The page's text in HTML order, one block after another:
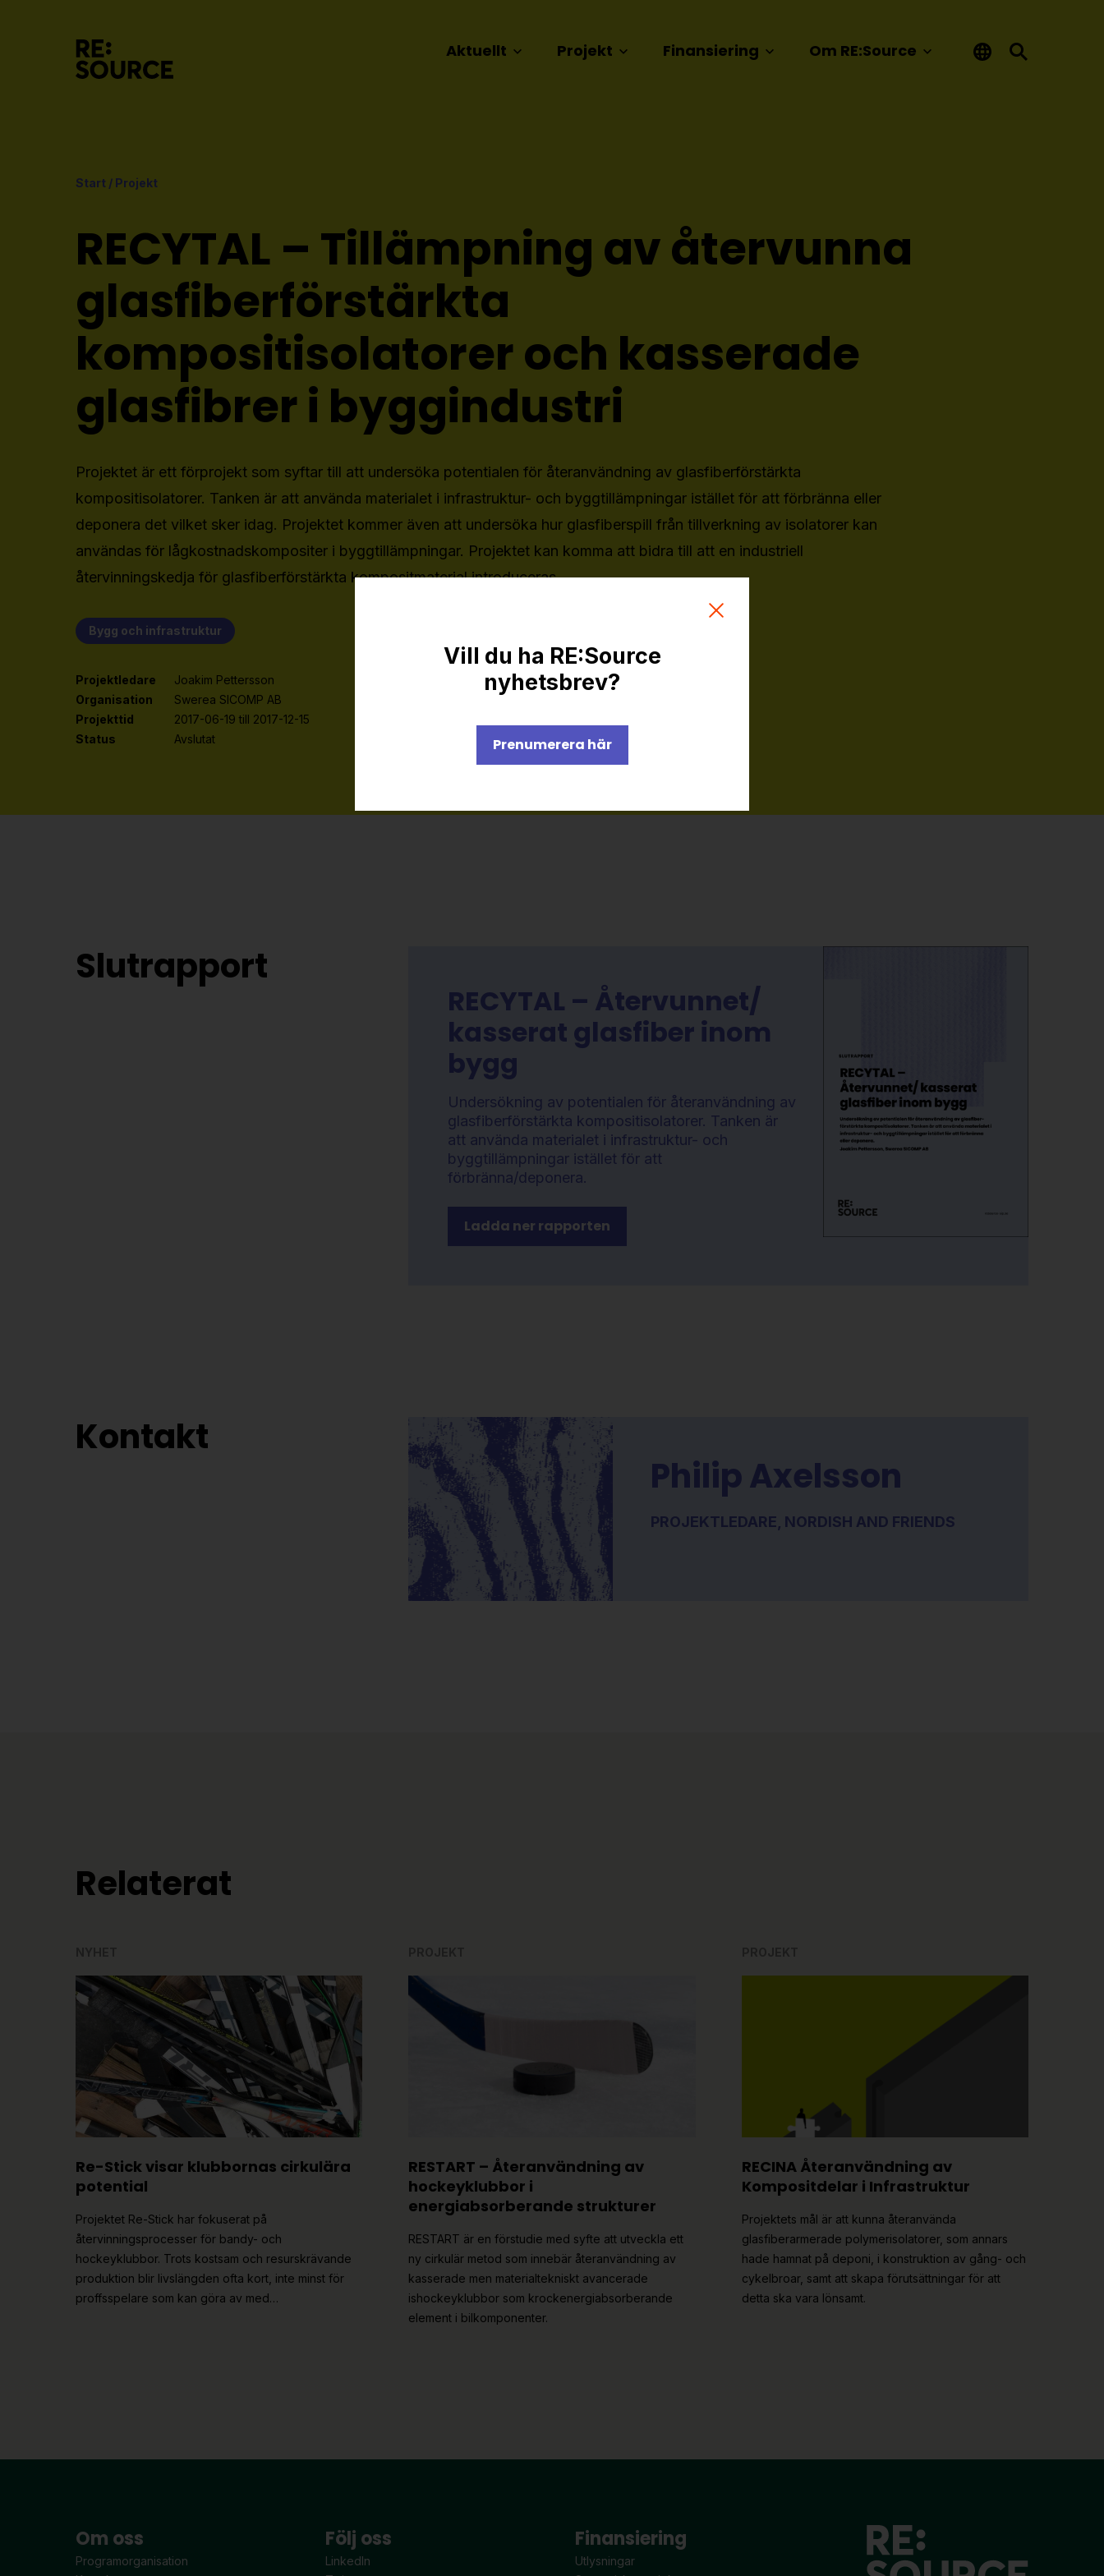
Aktuellt Projekt Finansiering Om RE:Source
Start / Projekt
RECYTAL – Tillämpning av återvunna
glasfiberförstärkta
kompositisolatorer och kasserade
glasfibrer i byggindustri
Projektet är ett förprojekt som syftar till att undersöka potentialen för återanvändning av glasfiberförstärkta
kompositisolatorer. Tanken är att använda materialet i infrastruktur- och byggtillämpningar istället för att förbränna eller
deponera det vilket sker idag. Projektet kommer även att undersöka hur glasfiberspill från tillverkning av isolatorer kan
användas för lågkostnadskompositer i byggtillämpningar. Projektet kan komma att bidra till att en industriell
återvinningskedja för glasfiberförstärkta kompositmaterial introduceras.
Bygg och infrastruktur
Projektledare
Joakim Pettersson
Organisation
Swerea SICOMP AB
Projekttid
2017-06-19 till 2017-12-15
Status
Avslutat
Slutrapport
RECYTAL – Återvunnet/
kasserat glasfiber inom
bygg
Undersökning av potentialen för återanvändning av
glasfiberförstärkta kompositisolatorer. Tanken är
att använda materialet i infrastruktur- och
byggtillämpningar istället för att
förbränna/deponera.
Ladda ner rapporten
Kontakt
Philip Axelsson
PROJEKTLEDARE, NORDISH AND FRIENDS
Relaterat
Re-Stick visar klubbornas cirkulära
potential
Projektet Re-Stick har fokuserat på
återvinningsprocesser för bandy- och
hockeyklubbor. Trots kostsam och resurskrävande
produktion blir livslängden ofta kort, inte minst för
proffsspelare som kan göra av med…
RESTART – Återanvändning av
hockeyklubbor i
energiabsorberande strukturer
RESTART är en förstudie med syfte att utveckla ett
ny cirkulär metod som innebär återanvändning av
kasserade men materialtekniskt avancerade
ishockeyklubbor som krockenergiabsorberande
element i bilkomponenter.
RECINA Återanvändning av
Kompositdelar i Infrastruktur
Projektets mål är att kunna återanvända
glasfiberarmerade polymerisolatorer, som annars
hade hamnat på deponi, i konstruktion av gång- och
cykelbroar, samt att skapa förutsättningar för att
detta ska vara lönsamt.
Om oss
Programorganisation
Följ oss
LinkedIn
Finansiering
Utlysningar
Vill du ha RE:Source
nyhetsbrev?
Prenumerera här